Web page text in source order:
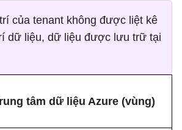
của tenant không được liệt kê
dữ liệu, dữ liệu được lưu trữ tại
tâm dữ liệu Azure (vùng)